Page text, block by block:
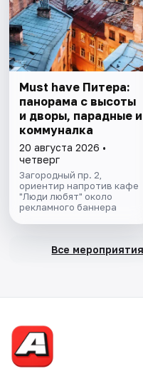
Must have Питера:
панорама с высоты
и дворы, парадные и
коммуналка
20 августа 2026 •
четверг
Загородный пр. 2,
ориентир напротив кафе
"Люди любят" около
рекламного баннера
Все